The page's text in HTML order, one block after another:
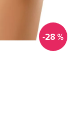
-28 %